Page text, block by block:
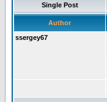
Single Post
Author
ssergey67